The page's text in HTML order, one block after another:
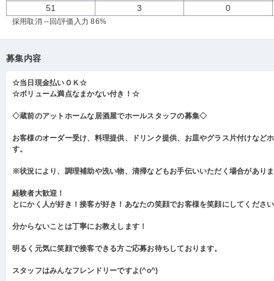
51 3 0
採用取消 --回/評価入力 86%
募集内容
☆当日現金払いＯＫ☆
☆ボリューム満点なまかない付き！☆
◇蔵前のアットホームな居酒屋でホールスタッフの募集◇
お客様のオーダー受け、料理提供、ドリンク提供、お皿やグラス片付けなど
す。
※状況により、調理補助や洗い物、清掃などもお手伝いいただく場合があり
経験者大歓迎！
とにかく人が好き！接客が好き！あなたの笑顔でお客様を笑顔にしてくださ
分からないことは丁寧にお教えします！
明るく元気に笑顔で接客できる方ご応募お待ちしております。
スタッフはみんなフレンドリーですよ(^o^)